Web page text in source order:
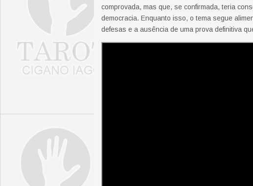
comprovada, mas que, se confirmada, teria
democracia. Enquanto isso, o tema segue
defesas e a ausência de uma prova definitiva